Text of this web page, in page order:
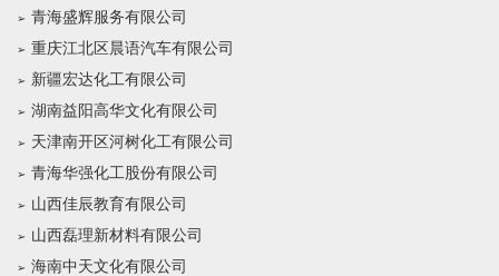
青海盛辉服务有限公司
重庆江北区晨语汽车有限公司
新疆宏达化工有限公司
湖南益阳高华文化有限公司
天津南开区河树化工有限公司
青海华强化工股份有限公司
山西佳辰教育有限公司
山西磊理新材料有限公司
海南中天文化有限公司